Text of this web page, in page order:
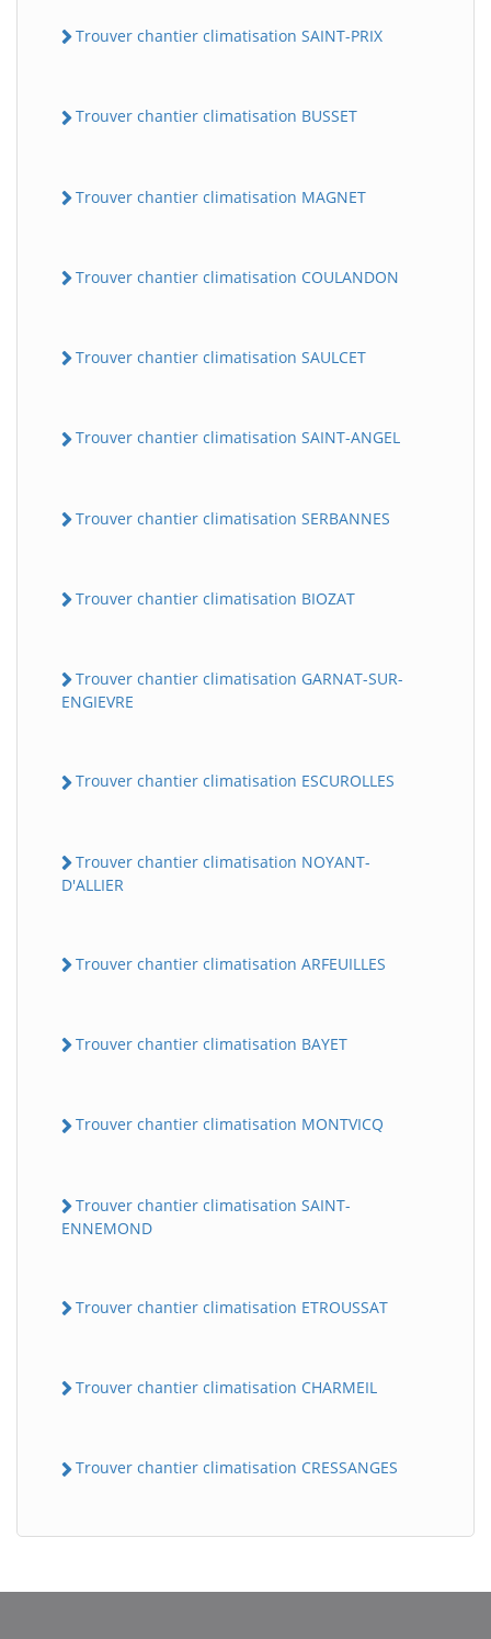
Trouver chantier climatisation SAINT-PRIX
Trouver chantier climatisation BUSSET
Trouver chantier climatisation MAGNET
Trouver chantier climatisation COULANDON
Trouver chantier climatisation SAULCET
Trouver chantier climatisation SAINT-ANGEL
Trouver chantier climatisation SERBANNES
Trouver chantier climatisation BIOZAT
Trouver chantier climatisation GARNAT-SUR-
ENGIEVRE
Trouver chantier climatisation ESCUROLLES
Trouver chantier climatisation NOYANT-
D'ALLIER
Trouver chantier climatisation ARFEUILLES
Trouver chantier climatisation BAYET
Trouver chantier climatisation MONTVICQ
Trouver chantier climatisation SAINT-
ENNEMOND
Trouver chantier climatisation ETROUSSAT
Trouver chantier climatisation CHARMEIL
Trouver chantier climatisation CRESSANGES